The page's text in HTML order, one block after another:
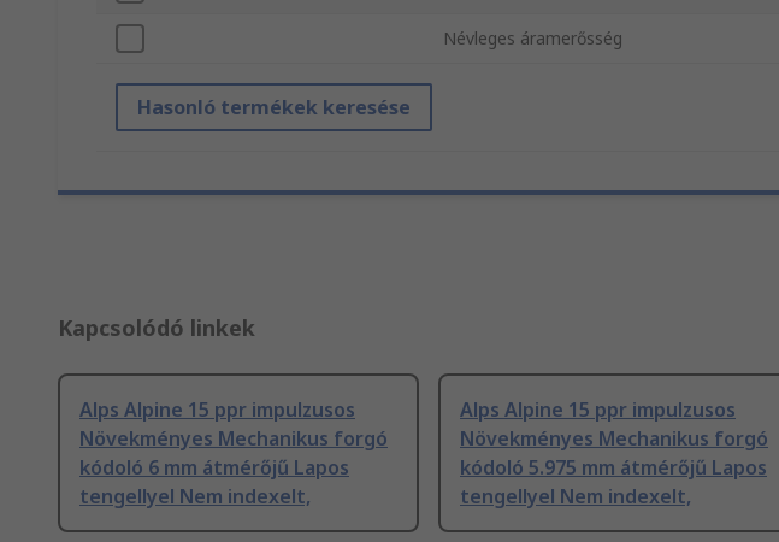
Névleges áramerősség
Hasonló termékek keresése
Kapcsolódó linkek
Alps Alpine 15 ppr impulzusos
Növekményes Mechanikus forgó
kódoló 6 mm átmérőjű Lapos
tengellyel Nem indexelt,
Alps Alpine 15 ppr impulzusos
Növekményes Mechanikus forgó
kódoló 5.975 mm átmérőjű Lapos
tengellyel Nem indexelt,